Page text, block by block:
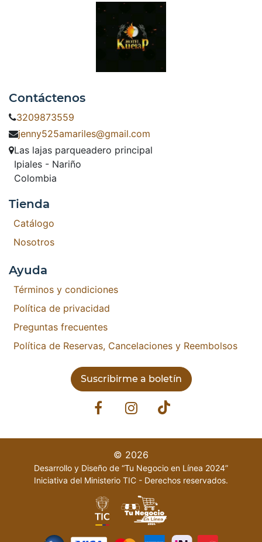
Contáctenos
3209873559
jenny525amariles@gmail.com
Las lajas parqueadero principal
Ipiales - Nariño
Colombia
Tienda
Catálogo
Nosotros
Ayuda
Términos y condiciones
Política de privacidad
Preguntas frecuentes
Política de Reservas, Cancelaciones y Reembolsos
Suscribirme a boletín
© 2026
Desarrollo y Diseño de “Tu Negocio en Línea 2024”
Iniciativa del Ministerio TIC - Derechos reservados.